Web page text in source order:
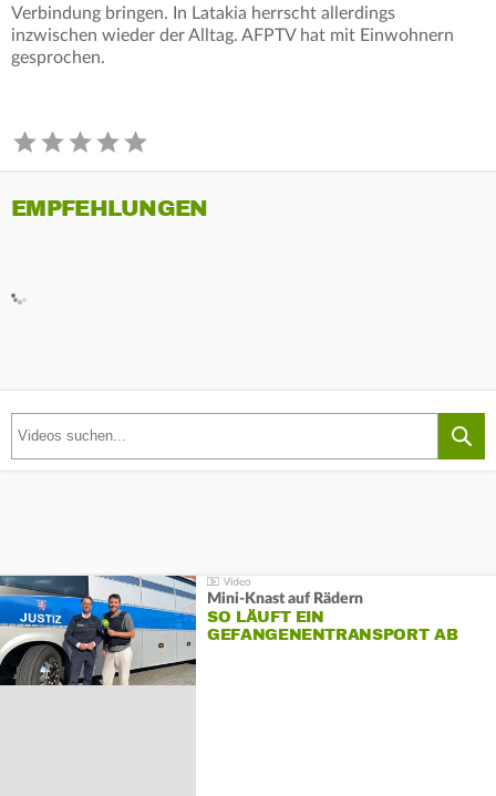
Verbindung bringen. In Latakia herrscht allerdings
inzwischen wieder der Alltag. AFPTV hat mit Einwohnern
gesprochen.
EMPFEHLUNGEN
Mini-Knast auf Rädern
SO LÄUFT EIN
GEFANGENENTRANSPORT AB